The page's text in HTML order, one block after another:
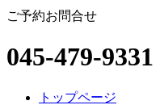
ご予約お問合せ
045-479-9331
トップページ